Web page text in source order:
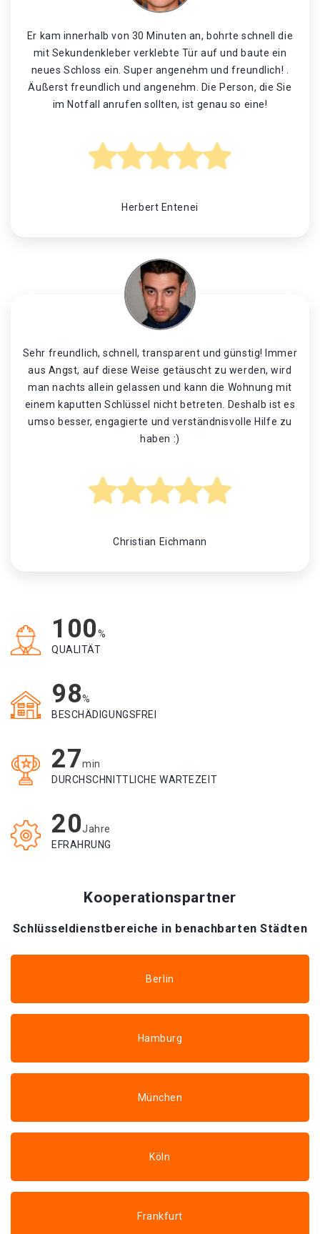
Er kam innerhalb von 30 Minuten an, bohrte schnell die
mit Sekundenkleber verklebte Tür auf und baute ein
neues Schloss ein. Super angenehm und freundlich! .
Äußerst freundlich und angenehm. Die Person, die Sie
im Notfall anrufen sollten, ist genau so eine!
Herbert Entenei
Sehr freundlich, schnell, transparent und günstig! Immer
aus Angst, auf diese Weise getäuscht zu werden, wird
man nachts allein gelassen und kann die Wohnung mit
einem kaputten Schlüssel nicht betreten. Deshalb ist es
umso besser, engagierte und verständnisvolle Hilfe zu
haben :)
Christian Eichmann
100%
QUALITÄT
98%
BESCHÄDIGUNGSFREI
27min
DURCHSCHNITTLICHE WARTEZEIT
20Jahre
EFRAHRUNG
Kooperationspartner
Schlüsseldienstbereiche in benachbarten Städten
Berlin
Hamburg
München
Köln
Frankfurt